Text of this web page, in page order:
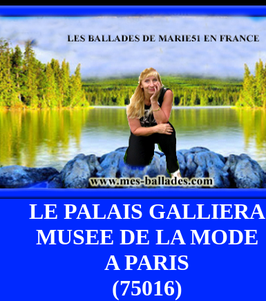
LE PALAIS GALLIERA
MUSEE DE LA MODE
A PARIS
(75016)